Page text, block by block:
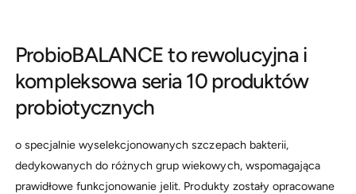
ProbioBALANCE to rewolucyjna i
kompleksowa seria 10 produktów
probiotycznych
o specjalnie wyselekcjonowanych szczepach bakterii,
dedykowanych do różnych grup wiekowych, wspomagająca
prawidłowe funkcjonowanie jelit. Produkty zostały opracowane